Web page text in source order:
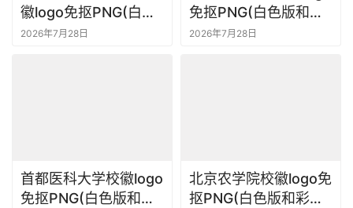
徽logo免抠PNG(白色
版和彩色版)ai,SVG矢
2026年7月28日
免抠PNG(白色版和彩
色版)ai,SVG矢量素材
2026年7月28日
首都医科大学校徽logo
免抠PNG(白色版和彩
北京农学院校徽logo免
抠PNG(白色版和彩色